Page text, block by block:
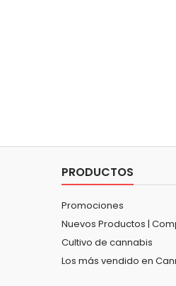
PRODUCTOS
Promociones
Nuevos Productos |
Cultivo de cannabis
Los más vendido en